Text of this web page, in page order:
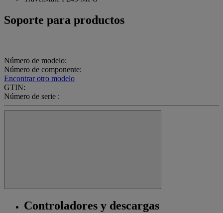
Soporte para productos
Número de modelo:
Número de componente:
Encontrar otro modelo
GTIN:
Número de serie :
Controladores y descargas